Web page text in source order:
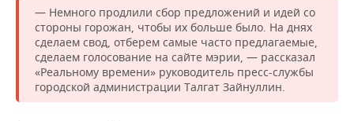
— Немного продлили сбор предложений и идей со
стороны горожан, чтобы их больше было. На днях
сделаем свод, отберем самые часто предлагаемые,
сделаем голосование на сайте мэрии, — рассказал
«Реальному времени» руководитель пресс-службы
городской администрации Талгат Зайнуллин.